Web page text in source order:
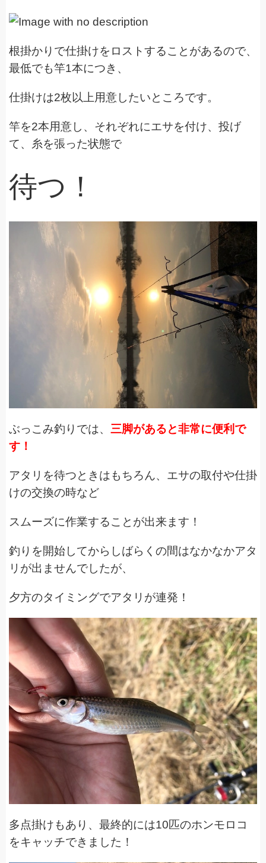
根掛かりで仕掛けをロストすることがあるので、
最低でも竿1本につき、
仕掛けは2枚以上用意したいところです。
竿を2本用意し、それぞれにエサを付け、投げ
て、糸を張った状態で
待つ！
ぶっこみ釣りでは、 三脚があると非常に便利で
す！
アタリを待つときはもちろん、エサの取付や仕掛
けの交換の時など
スムーズに作業することが出来ます！
釣りを開始してからしばらくの間はなかなかアタ
リが出ませんでしたが、
夕方のタイミングでアタリが連発！
多点掛けもあり、最終的には10匹のホンモロコ
をキャッチできました！